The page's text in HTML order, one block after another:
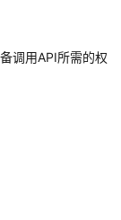
调用API所需的权